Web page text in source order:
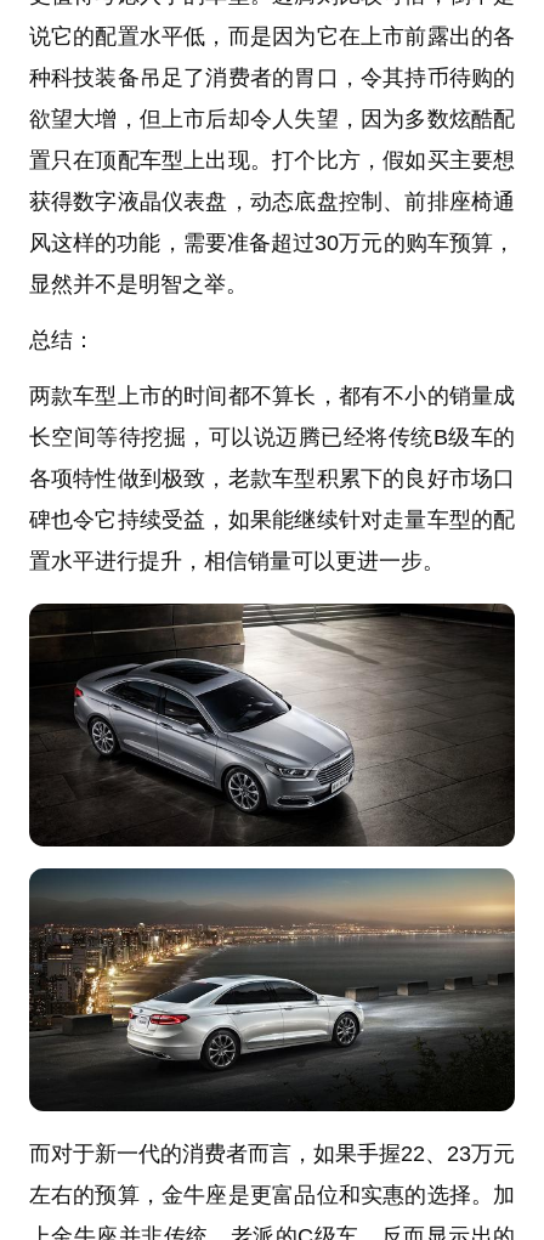
说它的配置水平低，而是因为它在上市前露出的各
种科技装备吊足了消费者的胃口，令其持币待购的
欲望大增，但上市后却令人失望，因为多数炫酷配
置只在顶配车型上出现。打个比方，假如买主要想
获得数字液晶仪表盘，动态底盘控制、前排座椅通
风这样的功能，需要准备超过30万元的购车预算，
显然并不是明智之举。
总结：
两款车型上市的时间都不算长，都有不小的销量成
长空间等待挖掘，可以说迈腾已经将传统B级车的
各项特性做到极致，老款车型积累下的良好市场口
碑也令它持续受益，如果能继续针对走量车型的配
置水平进行提升，相信销量可以更进一步。
而对于新一代的消费者而言，如果手握22、23万元
左右的预算，金牛座是更富品位和实惠的选择。加